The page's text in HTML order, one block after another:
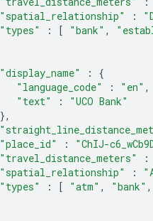
"spatial_relationship"
:
"types"
: [ "bank" ,
"display_name"
:
{
"language_code"
: "en" ,
"text"
:
"UCO Bank"
},
"place_id"
: "ChIJ-
"travel_distance_meters"
:
"spatial_relationship"
:
"types"
: [ "atm" , "bank" ,